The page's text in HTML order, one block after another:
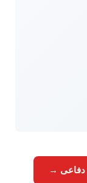
دفاعی →